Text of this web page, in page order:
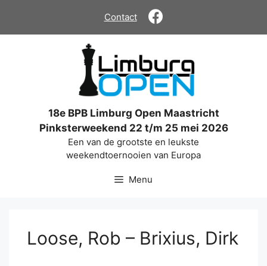
de
Contact
18e BPB Limburg Open Maastricht
Pinksterweekend 22 t/m 25 mei 2026
Een van de grootste en leukste
weekendtoernooien van Europa
Menu
Loose, Rob – Brixius, Dirk